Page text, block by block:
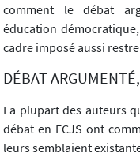
comment le débat
éducation
cadre imposé aussi
DÉBAT
La plupart des auteurs
débat en ECJS ont
leurs semblaient